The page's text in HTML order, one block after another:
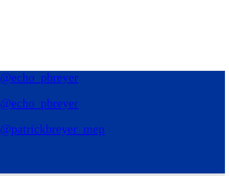
@echo_pbreyer
@echo_pbreyer
@patrickbreyer_mep